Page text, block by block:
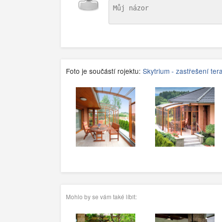
Foto je součástí rojektu: Skytrium - zastřešení
Mohlo by se vám také líbit: